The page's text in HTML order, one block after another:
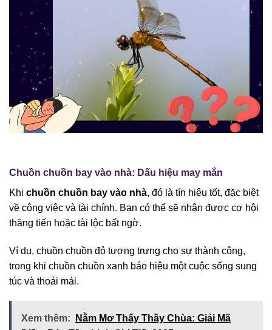
Chuồn chuồn bay vào nhà: Dấu hiệu may mắn
Khi chuồn chuồn bay vào nhà, đó là tín hiệu tốt, đặc biệt
về công việc và tài chính. Bạn có thể sẽ nhận được cơ hội
thăng tiến hoặc tài lộc bất ngờ.
Ví dụ, chuồn chuồn đỏ tượng trưng cho sự thành công,
trong khi chuồn chuồn xanh báo hiệu một cuộc sống sung
túc và thoải mái.
Xem thêm:
Nằm Mơ Thấy Thầy Chùa: Giải Mã